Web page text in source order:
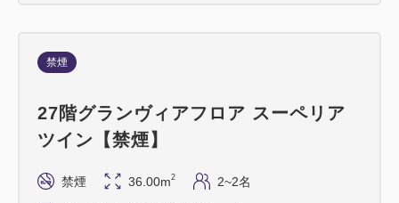
禁煙
27階グランヴィアフロア スーペリア
ツイン【禁煙】
禁煙 36.00m2 2~2名